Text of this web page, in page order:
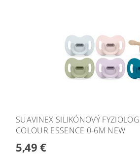
SUAVINEX SILIKÓNOVÝ
COLOUR ESSENCE 0-6M NEW
5,49 €